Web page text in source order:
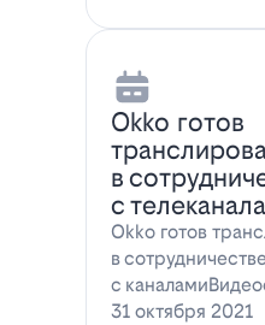
Оkko готов
в
с
Оkko готов
в сотрудничестве
с
заявил о
31 октября 2021